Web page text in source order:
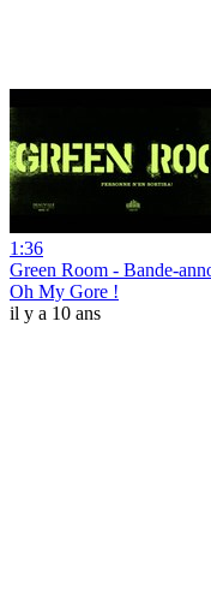
1:36
Green Room - Bande-
Oh My Gore !
il y a 10 ans